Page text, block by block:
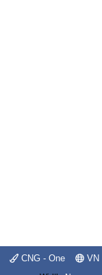
CNG - One VN